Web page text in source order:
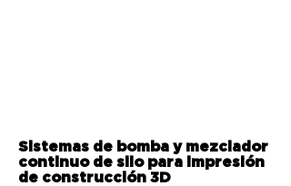
Sistemas de bomba y mezclador
continuo de silo para impresión
de construcción 3D